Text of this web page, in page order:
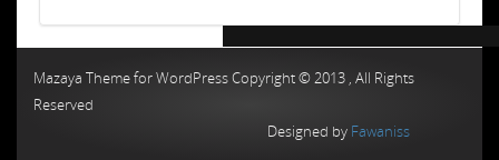
Mazaya Theme for WordPress Copyright © 2013 , All Rights
Reserved
Designed by Fawaniss